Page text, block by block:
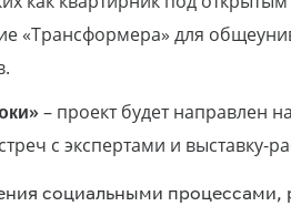
«Трансформера» для
– проект будет направлен
с экспертами и выставку-
социальными процессами,